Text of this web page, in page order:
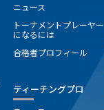
ニュース
トーナメントプレーヤー
になるには
合格者プロフィール
ティーチングプロ